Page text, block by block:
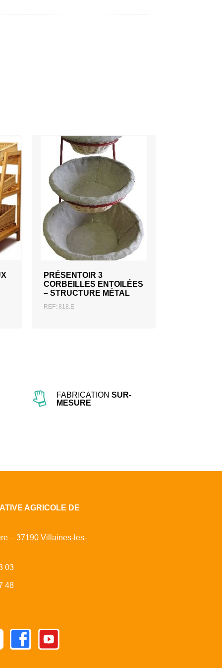
PRÉSENTOIR 3
CORBEILLES ENTOILÉES
– STRUCTURE MÉTAL
REF: 818.E
AJOUTER AU DEVIS
FABRICATION SUR-
MESURE
AGRICOLE DE
– 37190 Villaines-les-
03
48
FacebookYoutube